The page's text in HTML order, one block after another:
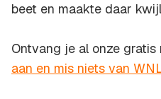
beet en maakte daar
Ontvang je al onze gratis
aan en mis niets van